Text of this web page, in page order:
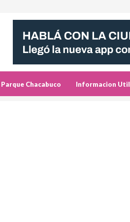
Parque Chacabuco Informacion Util